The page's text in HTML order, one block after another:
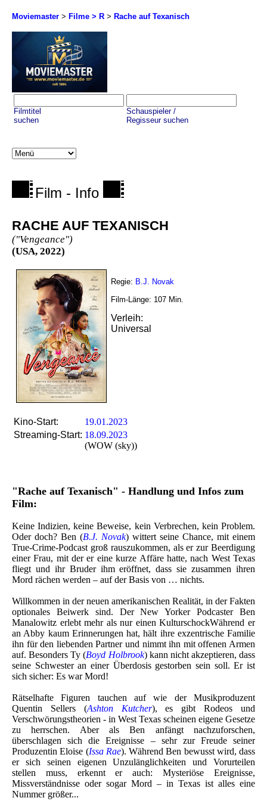
Moviemaster > Filme > R > Rache auf Texanisch
Filmtitel
suchen
Schauspieler /
Regisseur suchen
Film - Info
RACHE AUF TEXANISCH
("Vengeance")
(USA, 2022)
Regie: B.J. Novak
Film-Länge: 107 Min.
Verleih:
Universal
Kino-Start:
19.01.2023
Streaming-Start: 18.09.2023
(WOW (sky))
"Rache auf Texanisch" - Handlung und Infos zum
Film:
Keine Indizien, keine Beweise, kein Verbrechen, kein Problem.
Oder doch? Ben (B.J. Novak) wittert seine Chance, mit einem
True-Crime-Podcast groß rauszukommen, als er zur Beerdigung
einer Frau, mit der er eine kurze Affäre hatte, nach West Texas
fliegt und ihr Bruder ihm eröffnet, dass sie zusammen ihren
Mord rächen werden – auf der Basis von … nichts.
Willkommen in der neuen amerikanischen Realität, in der Fakten
optionales Beiwerk sind. Der New Yorker Podcaster Ben
Manalowitz erlebt mehr als nur einen KulturschockWährend er
an Abby kaum Erinnerungen hat, hält ihre exzentrische Familie
ihn für den liebenden Partner und nimmt ihn mit offenen Armen
auf. Besonders Ty (Boyd Holbrook) kann nicht akzeptieren, dass
seine Schwester an einer Überdosis gestorben sein soll. Er ist
sich sicher: Es war Mord!
Rätselhafte Figuren tauchen auf wie der Musikproduzent
Quentin Sellers (Ashton Kutcher), es gibt Rodeos und
Verschwörungstheorien - in West Texas scheinen eigene Gesetze
zu herrschen. Aber als Ben anfängt nachzuforschen,
überschlagen sich die Ereignisse – sehr zur Freude seiner
Produzentin Eloise (Issa Rae). Während Ben bewusst wird, dass
er sich seinen eigenen Unzulänglichkeiten und Vorurteilen
stellen muss, erkennt er auch: Mysteriöse Ereignisse,
Missverständnisse oder sogar Mord – in Texas ist alles eine
Nummer größer...